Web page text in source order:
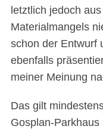
letztlich jedoch
Materialmangels
schon der Entwurf
ebenfalls
meiner Meinung
Das gilt
Gosplan-